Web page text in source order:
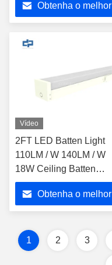
LED regulável, à prova
de vapor, adequada
armazéns, passagens
Obtenha o melhor
Vídeo
2FT LED Batten Light
110LM / W 140LM / W
18W Ceiling Batten
Light
Obtenha o melhor
1 2 3